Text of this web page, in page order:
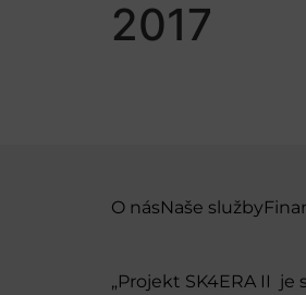
2017
O násNaše služby
„Projekt SK4ERA II